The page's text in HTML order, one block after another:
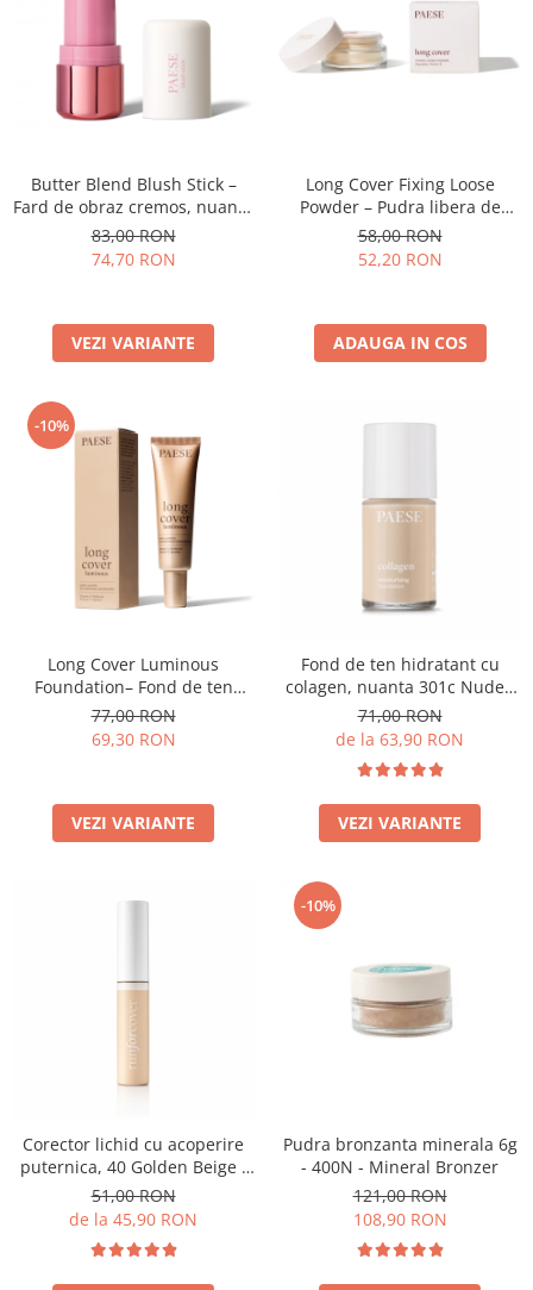
Butter Blend Blush Stick –
Fard de obraz cremos, nuanta
01 PEONY - 6G
83,00 RON
74,70 RON
VEZI VARIANTE
Long Cover Fixing Loose
Powder – Pudra libera de
fixare
58,00 RON
52,20 RON
ADAUGA IN COS
-10%
Long Cover Luminous
Foundation– Fond de ten
luminos
77,00 RON
69,30 RON
VEZI VARIANTE
Fond de ten hidratant cu
colagen, nuanta 301c Nude -
30ml
71,00 RON
de la 63,90 RON
VEZI VARIANTE
Corector lichid cu acoperire
puternica, 40 Golden Beige -
9ml
51,00 RON
de la 45,90 RON
-10%
Pudra bronzanta minerala 6g
- 400N - Mineral Bronzer
121,00 RON
108,90 RON